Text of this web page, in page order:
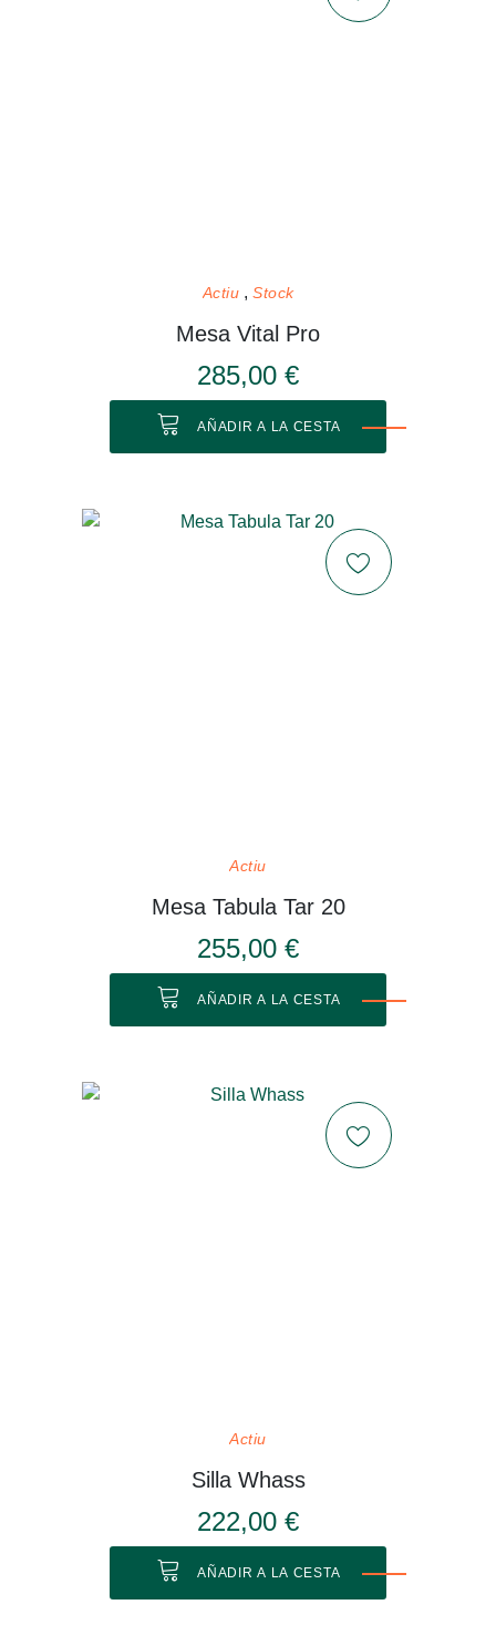
Actiu Stock
Mesa Vital Pro
285,00 €
AÑADIR A LA CESTA
Actiu
Mesa Tabula Tar 20
255,00 €
AÑADIR A LA CESTA
Actiu
Silla Whass
222,00 €
AÑADIR A LA CESTA